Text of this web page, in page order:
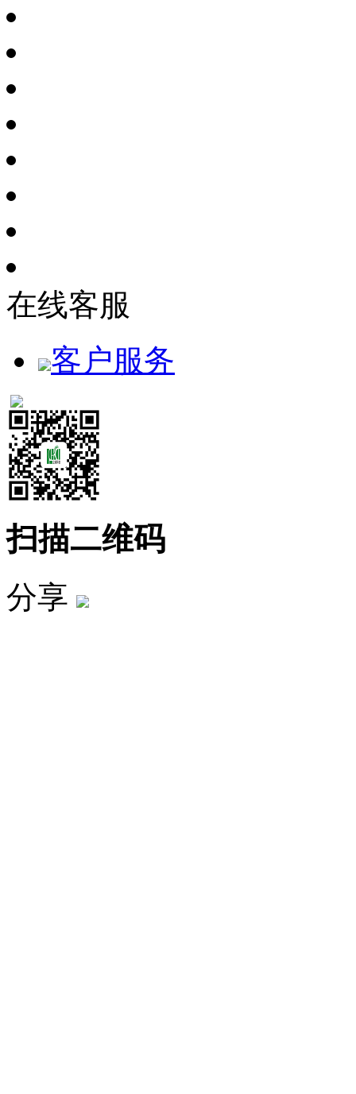
在线客服
客户服务
扫描二维码
分享